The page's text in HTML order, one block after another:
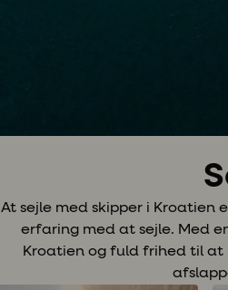
At sejle med skipper i Kroatien
erfaring med at sejle. Med
Kroatien og fuld frihed til